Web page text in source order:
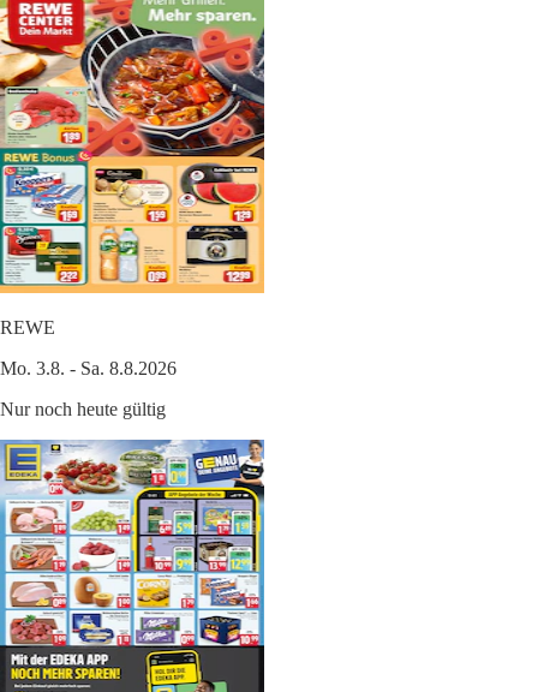
REWE
Mo. 3.8. - Sa. 8.8.2026
Nur noch heute gültig